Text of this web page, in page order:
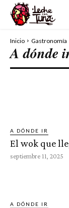
Inicio Gastronomía
A dónde
A DÓNDE IR
El wok que
septiembre 11, 2025
A DÓNDE IR